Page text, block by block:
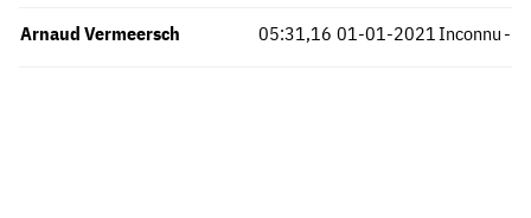
Arnaud Vermeersch Inconnu
05:31,16 -
01-01-2021